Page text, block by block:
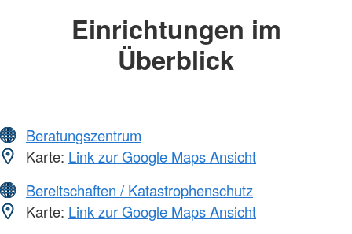
Einrichtungen im
Überblick
Beratungszentrum
Karte: Link zur Google Maps Ansicht
Bereitschaften / Katastrophenschutz
Karte: Link zur Google Maps Ansicht